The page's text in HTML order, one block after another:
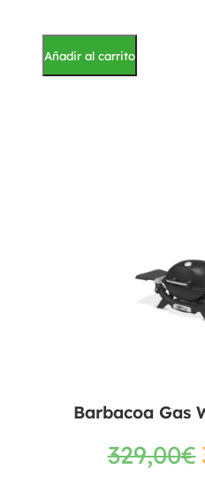
Añadir al carrito
Barbacoa Gas
329,00€